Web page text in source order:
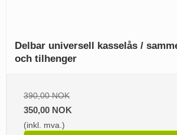
Delbar universell kasselås /
och tilhenger
390,00 NOK
350,00 NOK
(inkl. mva.)